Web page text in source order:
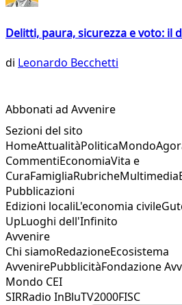
Delitti, paura, sicurezza e voto: il
di Leonardo Becchetti
Abbonati ad Avvenire
Sezioni del sito
HomeAttualitàPoliticaMondo
CommentiEconomiaVita e
CuraFamigliaRubricheMultimedia
Pubblicazioni
Edizioni localiL'economia civile
UpLuoghi dell'Infinito
Avvenire
Chi siamoRedazioneEcosistema
AvvenirePubblicitàFondazione
Mondo CEI
SIRRadio InBluTV2000FISC